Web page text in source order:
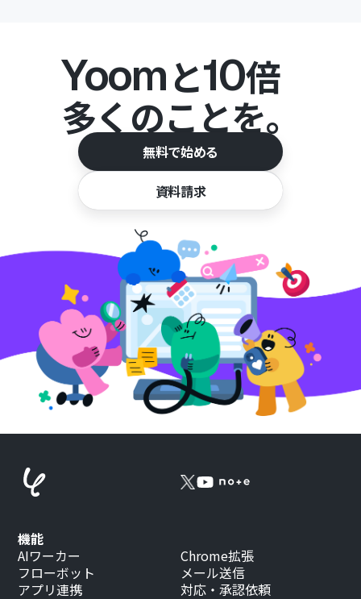
Yoomと10倍
多くのことを。
無料で始める
資料請求
機能
AIワーカー
フローボット
アプリ連携
Chrome拡張
メール送信
対応・承認依頼